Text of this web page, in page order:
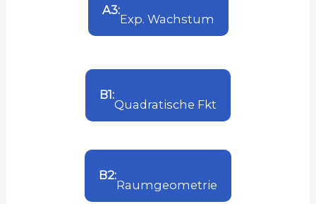
A3:
Exp. Wachstum
B1:
Quadratische Fkt
B2:
Raumgeometrie